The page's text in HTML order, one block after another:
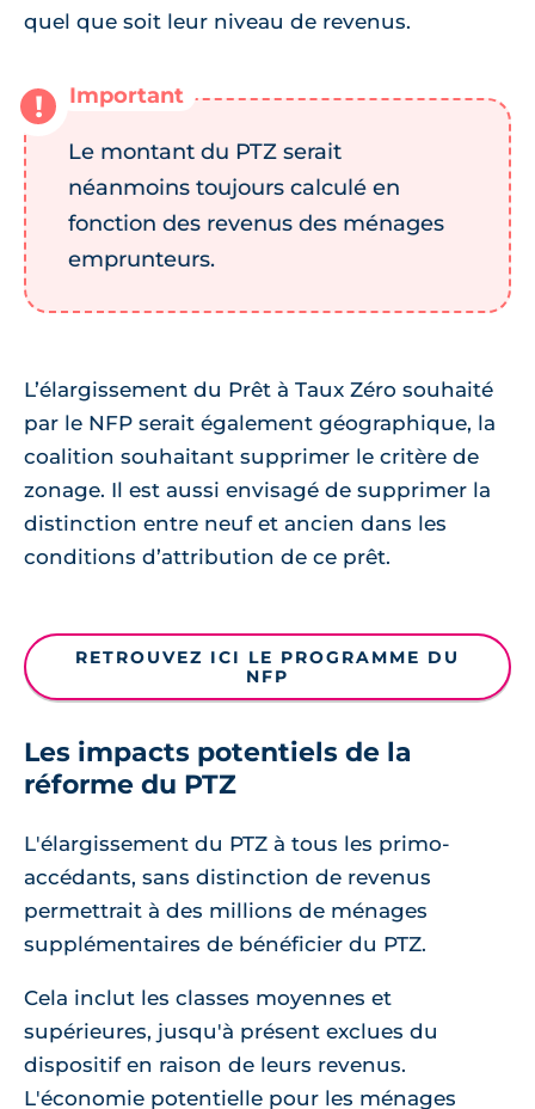
quel que soit leur niveau de revenus.
Le montant du PTZ serait
néanmoins toujours calculé en
fonction des revenus des ménages
emprunteurs.
L’élargissement du Prêt à Taux Zéro souhaité
par le NFP serait également géographique, la
coalition souhaitant supprimer le critère de
zonage. Il est aussi envisagé de supprimer la
distinction entre neuf et ancien dans les
conditions d’attribution de ce prêt.
RETROUVEZ ICI LE PROGRAMME DU
NFP
Les impacts potentiels de la
réforme du PTZ
L'élargissement du PTZ à tous les primo-
accédants, sans distinction de revenus
permettrait à des millions de ménages
supplémentaires de bénéficier du PTZ.
Cela inclut les classes moyennes et
supérieures, jusqu'à présent exclues du
dispositif en raison de leurs revenus.
L'économie potentielle pour les ménages